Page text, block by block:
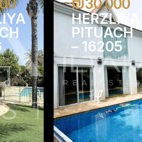
2
HERZLIYA
PITUACH
– 16205
5 3